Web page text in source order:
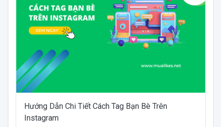
Hướng Dẫn Chi Tiết Cách Tag Bạn Bè Trên
Instagram